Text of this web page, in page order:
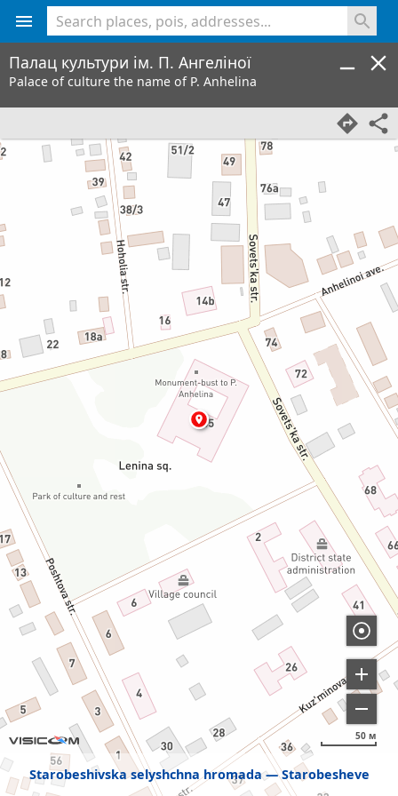
Starobeshivska selyshchna hromada Starobesheve
50 м
Палац культури ім. П. Ангеліної
Palace of сulture the name of P. Anhelinа
<% console.log(hcard) %>